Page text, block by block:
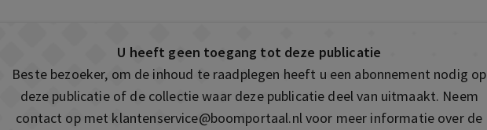
U heeft geen toegang tot deze publicatie
Beste bezoeker, om de inhoud te raadplegen heeft u een abonnement nodig op
deze publicatie of de collectie waar deze publicatie deel van uitmaakt. Neem
contact op met klantenservice@boomportaal.nlvoor meer informatie over de